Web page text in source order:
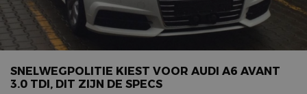
Adverteren
Contact
SNELWEGPOLITIE KIEST VOOR AUDI A6 AVANT
3.0 TDI, DIT ZIJN DE SPECS